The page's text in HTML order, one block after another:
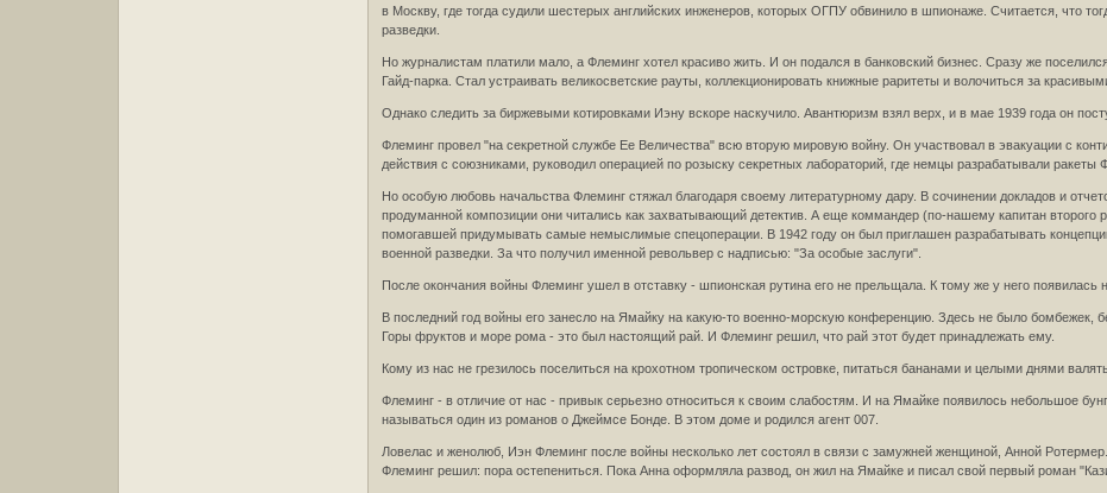
в Москву, где тогда судили шестерых английских инженеров, которых ОГПУ обвинило в шпионаже. Считается, что
разведки.
Но журналистам платили мало, а Флеминг хотел красиво жить. И он подался в банковский бизнес. Сразу же
Гайд-парка. Стал устраивать великосветские рауты, коллекционировать книжные раритеты и волочиться за
Однако следить за биржевыми котировками Иэну вскоре наскучило. Авантюризм взял верх, и в мае 1939 года он
Флеминг провел "на секретной службе Ее Величества" всю вторую мировую войну. Он участвовал в эвакуации с
действия с союзниками, руководил операцией по розыску секретных лабораторий, где немцы разрабатывали ракеты
Но особую любовь начальства Флеминг стяжал благодаря своему литературному дару. В сочинении докладов и
продуманной композиции они читались как захватывающий детектив. А еще коммандер (по-нашему капитан второго
помогавшей придумывать самые немыслимые спецоперации. В 1942 году он был приглашен разрабатывать
военной разведки. За что получил именной револьвер с надписью: "За особые заслуги".
После окончания войны Флеминг ушел в отставку - шпионская рутина его не прельщала. К тому же у него появилась
В последний год войны его занесло на Ямайку на какую-то военно-морскую конференцию. Здесь не было бомбежек,
Горы фруктов и море рома - это был настоящий рай. И Флеминг решил, что рай этот будет принадлежать ему.
Кому из нас не грезилось поселиться на крохотном тропическом островке, питаться бананами и целыми днями
Флеминг - в отличие от нас - привык серьезно относиться к своим слабостям. И на Ямайке появилось небольшое
называться один из романов о Джеймсе Бонде. В этом доме и родился агент 007.
Ловелас и женолюб, Иэн Флеминг после войны несколько лет состоял в связи с замужней женщиной, Анной
Флеминг решил: пора остепениться. Пока Анна оформляла развод, он жил на Ямайке и писал свой первый роман